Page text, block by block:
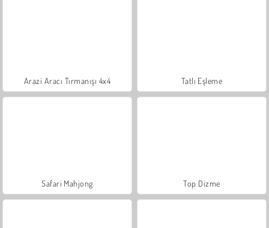
Arazi Aracı Tırmanışı 4x4 Tatlı Eşleme
Safari Mahjong Top Dizme